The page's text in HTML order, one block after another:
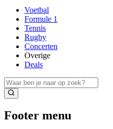
Voetbal
Formule 1
Tennis
Rugby
Concerten
Overige
Deals
Footer menu